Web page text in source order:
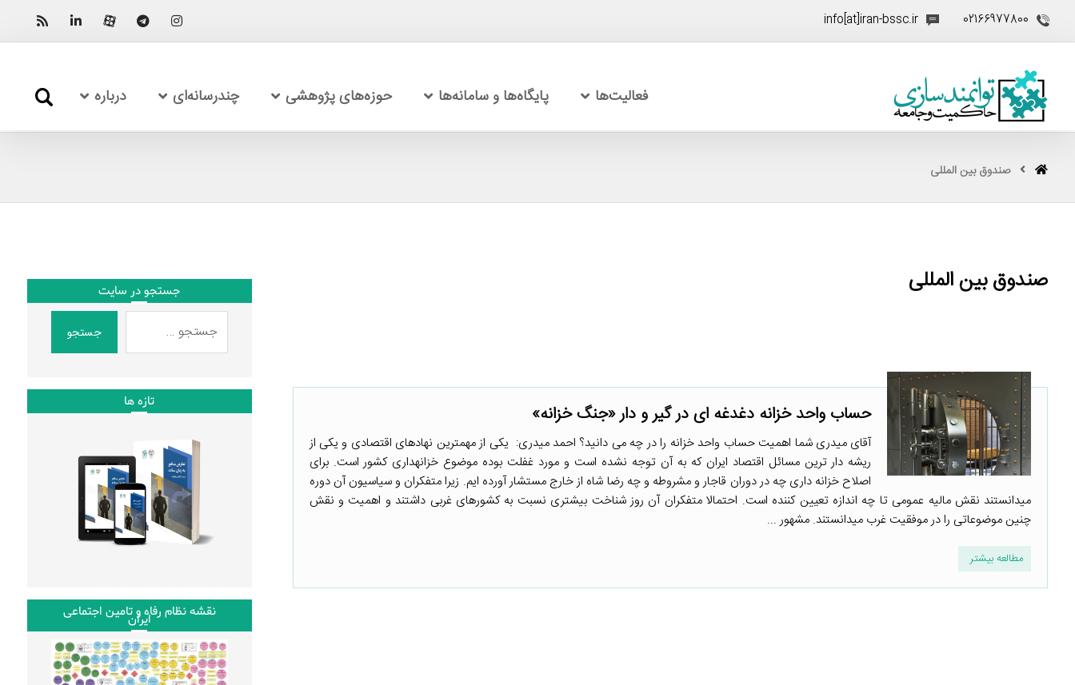
02166977800
info[at]iran-bssc.ir
فعالیت‌ها پایگاه‌ها و سامانه‌ها حوزه‌های پژوهشی چندرسانه‌ای درباره
صندوق بین ­المللی
صندوق بین ­المللی
حساب واحد خزانه دغدغه ­ای در گیر و دار «جنگ خزانه»
آقای میدری شما اهمیت حساب واحد خزانه را در چه می­ دانید؟ احمد میدری: یکی از مهمترین نهادهای اقتصادی و یکی از
ریشه دار ترین مسائل اقتصاد ایران که به آن توجه نشده است و مورد غفلت بوده موضوع خزانه­داری کشور است. برای
اصلاح خزانه ­داری چه در دوران قاجار و مشروطه و چه رضا شاه از خارج مستشار آورده ­ایم. زیرا متفکران و سیاسیون آن دوره
می­دانستند نقش مالیه عمومی تا چه اندازه تعیین­ کننده است. احتمالا متفکران آن روز شناخت بیشتری نسبت به کشورهای غربی داشتند و اهمیت و نقش
چنین موضوعاتی را در موفقیت غرب می­دانستند. مشهور ...
مطالعه بیشتر
جستجو در سایت
جستجو
تازه ها
نقشه نظام رفاه و تامین اجتماعی
ایران